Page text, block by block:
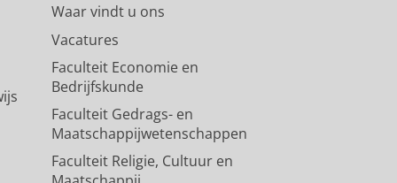
Waar vindt u ons
Vacatures
Faculteit Economie en
Bedrijfskunde
Faculteit Gedrags- en
Maatschappijwetenschappen
Faculteit Religie, Cultuur en